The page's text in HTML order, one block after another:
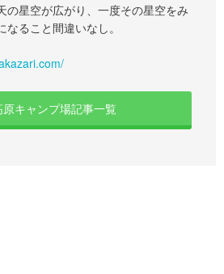
の星空が広がり、一度その星空をみ
ること間違いなし。
キャンプ場記事一覧